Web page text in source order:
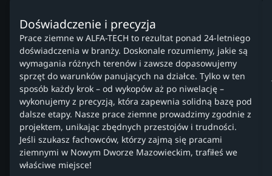
Doświadczenie i precyzja
Prace ziemne w ALFA-TECH to rezultat ponad 24-letniego
doświadczenia w branży. Doskonale rozumiemy, jakie są
wymagania różnych terenów i zawsze dopasowujemy
sprzęt do warunków panujących na działce. Tylko w ten
sposób każdy krok – od wykopów aż po niwelację –
wykonujemy z precyzją, która zapewnia solidną bazę pod
dalsze etapy. Nasze prace ziemne prowadzimy zgodnie z
projektem, unikając zbędnych przestojów i trudności.
Jeśli szukasz fachowców, którzy zajmą się pracami
ziemnymi w Nowym Dworze Mazowieckim, trafiłeś we
właściwe miejsce!